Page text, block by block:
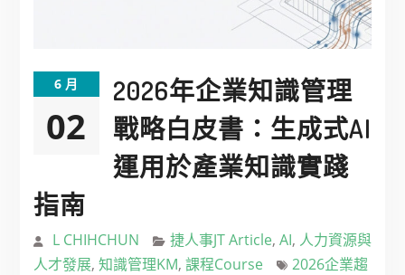
6 月
02
2026年企業知識管理
戰略白皮書：生成式AI
運用於產業知識實踐
指南
L CHIHCHUN 捷人事JT Article, AI, 人力資源與
人才發展, 知識管理KM, 課程Course
2026企業趨